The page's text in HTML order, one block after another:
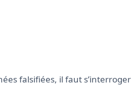
falsifiées, il faut s’interroger